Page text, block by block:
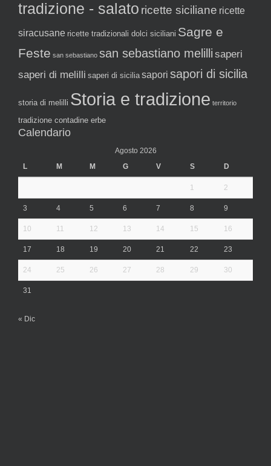
tradizione - salato ricette siciliane ricette
siracusane ricette tradizionali dolci siciliani Sagre e
Feste san sebastiano san sebastiano melilli saperi
saperi di melilli saperi di sicilia sapori sapori di sicilia
storia di melilli Storia e tradizione territorio
tradizione contadine erbe
Calendario
Agosto 2026
L
M M G V S D
1 2
3 4 5 6 7 8 9
10 11 12 13 14 15 16
17 18 19 20 21 22 23
24 25 26 27 28 29 30
31
« Dic